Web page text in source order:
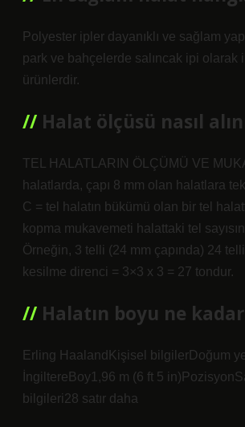
Polyester ipler dayanıklı ve sağlam
park ve bahçelerde salıncak ipi olarak
ürünlerdir.
Halat ölçüsü nasıl
TEL HALATLARIN ÖLÇÜMÜ VE
halatlarda, çapı 8 mm olan halatlara
C = tel halatın bükümü olan bir tel
kopma mukavemeti halattaki tel
Örneğin, 3 telli (24 mm çapında) 24
kesilme direnci = 3×3 x 3 = 27 tondur.
Halatın boyu ne
Erling HaalandKişisel bilgilerDoğum
İngiltereBoy1,96 m (6 ft 5
bilgileri28 satır daha